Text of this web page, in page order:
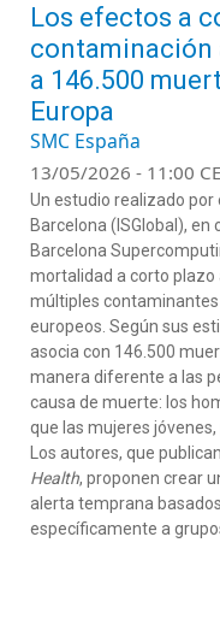
Los efectos a
contaminación
a 146.500
Europa
SMC España
13/05/2026 - 11:00
Un estudio realizado por
Barcelona (ISGlobal), en
Barcelona
mortalidad a corto plazo
múltiples
europeos. Según sus
asocia con 146.500
manera diferente a las
causa de muerte: los
que las mujeres
Los autores, que
Health, proponen crear
alerta temprana
específicamente a